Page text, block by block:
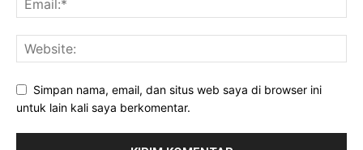
Simpan nama, email, dan situs web saya di browser ini
untuk lain kali saya berkomentar.